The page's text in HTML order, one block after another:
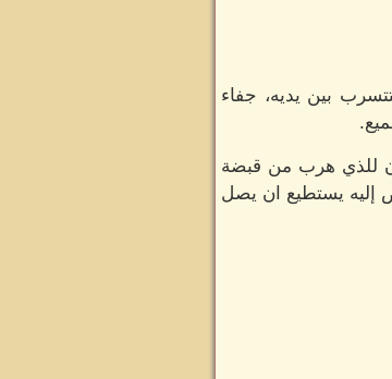
بين يديه، جفاء
للذي هرب من قبضة
إليه يستطيع ان يصل